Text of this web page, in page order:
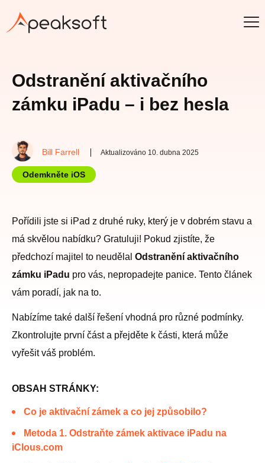
Odstranění aktivačního
zámku iPadu – i bez hesla
Bill Farrell Aktualizováno 10. dubna 2025
Odemkněte iOS
Pořídili jste si iPad z druhé ruky, který je v dobrém stavu a
má skvělou nabídku? Gratuluji! Pokud zjistíte, že
předchozí majitel to neudělal Odstranění aktivačního
zámku iPadu pro vás, nepropadejte panice. Tento článek
vám poradí, jak na to.
Nabízíme také další řešení vhodná pro různé podmínky.
Zkontrolujte první část a přejděte k části, která může
vyřešit váš problém.
OBSAH STRÁNKY:
Co je aktivační zámek a co jej způsobilo?
Metoda 1. Odstraňte zámek aktivace iPadu na
iClous.com